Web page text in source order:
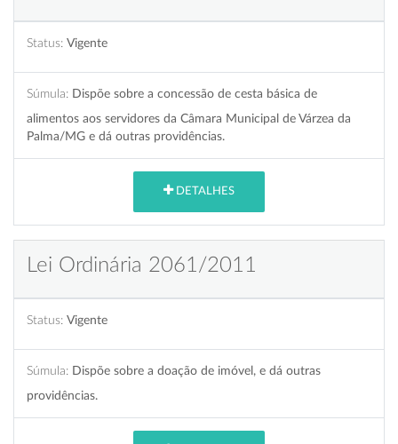
Status: Vigente
Súmula: Dispõe sobre a concessão de cesta básica de
alimentos aos servidores da Câmara Municipal de Várzea da
Palma/MG e dá outras providências.
DETALHES
Lei Ordinária 2061/2011
Status: Vigente
Súmula: Dispõe sobre a doação de imóvel, e dá outras
providências.